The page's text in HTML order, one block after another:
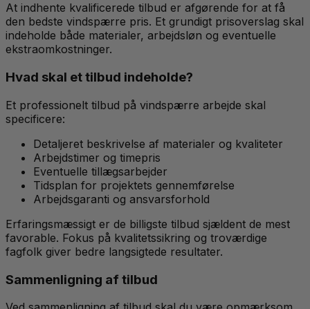
At indhente kvalificerede tilbud er afgørende for at få
den bedste vindspærre pris. Et grundigt prisoverslag skal
indeholde både materialer, arbejdsløn og eventuelle
ekstraomkostninger.
Hvad skal et tilbud indeholde?
Et professionelt tilbud på vindspærre arbejde skal
specificere:
Detaljeret beskrivelse af materialer og kvaliteter
Arbejdstimer og timepris
Eventuelle tillægsarbejder
Tidsplan for projektets gennemførelse
Arbejdsgaranti og ansvarsforhold
Erfaringsmæssigt er de billigste tilbud sjældent de mest
favorable. Fokus på kvalitetssikring og troværdige
fagfolk giver bedre langsigtede resultater.
Sammenligning af tilbud